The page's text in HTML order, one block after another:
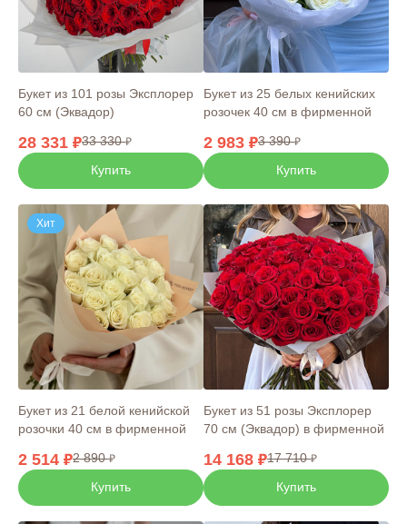
Букет из 101 розы Эксплорер
60 см (Эквадор)
28 331
33 330
Купить
Букет из 25 белых кенийских
розочек 40 см в фирменной
2 983
3 390
Купить
Хит
Букет из 21 белой кенийской
розочки 40 см в фирменной
2 514
2 890
Купить
Букет из 51 розы Эксплорер
70 см (Эквадор) в фирменной
14 168
17 710
Купить